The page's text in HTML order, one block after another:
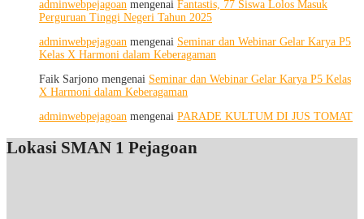
Menjaga
Kesehatan,
Menumbuhkan
Kepedulian
adminwebpejagoan mengenai Fantastis, 77 Siswa Lolos Masuk
Perguruan Tinggi Negeri Tahun 2025
adminwebpejagoan mengenai Seminar dan Webinar Gelar Karya P5
Kelas X Harmoni dalam Keberagaman
Faik Sarjono mengenai Seminar dan Webinar Gelar Karya P5 Kelas
X Harmoni dalam Keberagaman
adminwebpejagoan mengenai PARADE KULTUM DI JUS TOMAT
Lokasi SMAN 1 Pejagoan